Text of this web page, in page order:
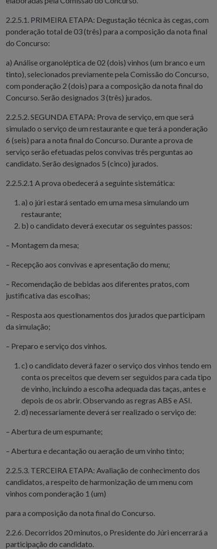
2.2.5.1. PRIMEIRA ETAPA: Degustação técnica às cegas, com
ponderação total de 03 (três) para a composição da nota final
do Concurso:
a) Análise organoléptica de 02 (dois) vinhos (um branco e um
tinto), selecionados previamente pela Comissão do Concurso,
com ponderação 2 (dois) para a composição da nota final do
Concurso. Serão designados 3 (três) jurados.
2.2.5.2. SEGUNDA ETAPA: Prova de serviço, em que será
simulado o serviço de um restaurante e que terá a ponderação
6 (seis) para a nota final do Concurso. Durante a prova de
serviço serão efetuadas pelos convivas três perguntas ao
candidato. Serão designados 5 (cinco) jurados.
2.2.5.2.1 A prova obedecerá a seguinte sistemática:
a) o júri estará sentado em uma mesa simulando um
restaurante;
b) o candidato deverá executar os seguintes passos:
– Montagem da mesa;
– Recepção aos convivas e apresentação do menu;
– Recomendação de bebidas aos diferentes pratos, com
justificativa das escolhas;
– Resposta aos questionamentos dos jurados que participam
da simulação;
– Preparo e serviço dos vinhos.
c) o candidato deverá fazer o serviço dos vinhos tendo em
conta os preceitos que devem ser seguidos para cada tipo
de vinho, incluindo a escolha adequada das taças, antes e
depois de os abrir. Observando as regras ABS e ASI.
d) necessariamente deverá ser realizado o serviço de:
– Abertura de um espumante;
– Abertura e decantação ou aeração de um vinho tinto;
2.2.5.3. TERCEIRA ETAPA: Avaliação de conhecimento dos
candidatos, a respeito de harmonização de um menu com
vinhos com ponderação 1 (um)
para a composição da nota final do Concurso.
2.2.6. Decorridos 20 minutos, o Presidente do Júri encerrará a
participação do candidato.